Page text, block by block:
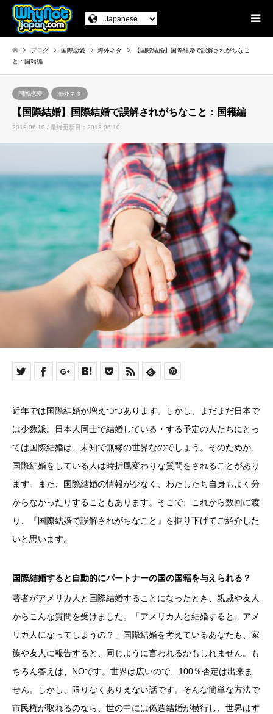
ブログ 国際恋愛 海外ネタ
【国際結婚】国際結婚で誤解されがちなこ
と：国籍編
国際恋愛 海外ネタ
【国際結婚】国際結婚で誤解されがちなこと：国籍編
2018.06.10 / 最終更新日：2018.06.10
近年では国際結婚が増えつつあります。しかし、まだまだ日本で
は少数派。日本人同士で結婚している・する予定の人たちにとっ
ては国際結婚は、未知で無縁の世界なのでしょう。そのためか、
国際結婚をしている人は時折風変わりな質問をされることがあり
ます。また、国際結婚の情報が少なく、わたしたち自身もよく分
からなかったりすることもあります。そこで、これから数回に渡
り、『国際結婚で誤解されがちなこと』を掘り下げてご紹介した
いと思います。
国際結婚すると自動的にパートナーの国の国籍を与えられる？
著者がアメリカ人と国際結婚することになったとき、親戚や友人
からこんな質問を受けました。「アメリカ人と結婚すると、アメ
リカ人になってしまうの？」国際結婚を考えているあなたも、家
族や友人に報告すると、同じように言われるかもしれません。も
ちろん答えは、NOです。世界は広いので、100％否定は出来ま
せん。しかし、限りなくありえない話です。そんな簡単な方法で
市民権が取れるのなら、世の中には偽造結婚が横行し、世界はす